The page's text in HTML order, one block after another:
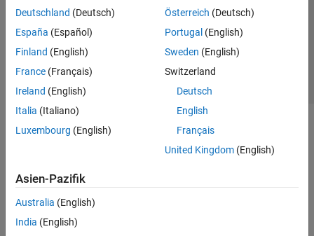
Deutschland (Deutsch)
España (Español)
Finland (English)
France (Français)
Ireland (English)
Italia (Italiano)
Luxembourg (English)
Österreich (Deutsch)
Portugal (English)
Sweden (English)
Switzerland
Deutsch
English
Français
United Kingdom(English)
Asien-Pazifik
Australia (English)
India (English)
© 1994-2026 The MathWorks, Inc.
Website auswählen
Deutschland